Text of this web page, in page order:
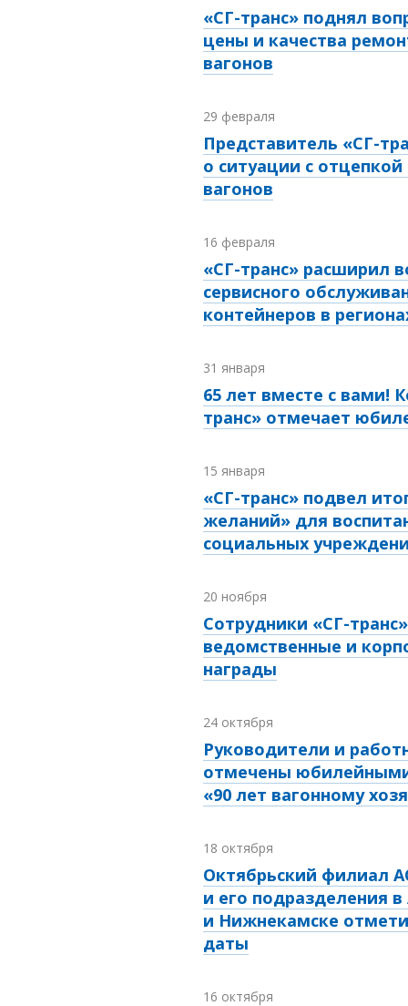
«СГ-транс» поднял
цены и качества
вагонов
29 февраля
Представитель «СГ-
о ситуации с отцепкой
вагонов
16 февраля
«СГ-транс» расширил
сервисного
контейнеров в
31 января
65 лет вместе с вами!
транс» отмечает
15 января
«СГ-транс» подвел
желаний» для
социальных
20 ноября
Сотрудники «СГ-
ведомственные и
награды
24 октября
Руководители и
отмечены
«90 лет вагонному
18 октября
Октябрьский филиал
и его подразделения
и Нижнекамске
даты
16 октября